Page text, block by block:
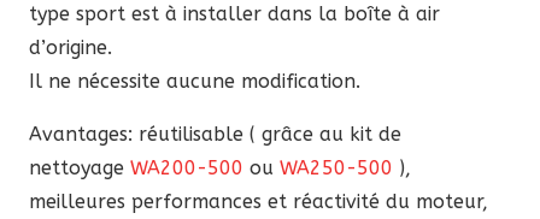
type sport est à installer dans la boîte à air
d’origine.
Il ne nécessite aucune modification.
Avantages: réutilisable ( grâce au kit de
nettoyage WA200-500 ou WA250-500 ),
meilleures performances et réactivité du moteur,